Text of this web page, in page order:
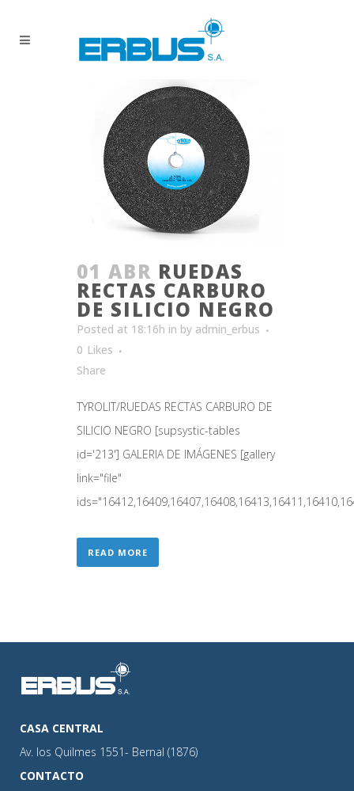
01 ABR RUEDAS
RECTAS CARBURO
DE SILICIO NEGRO
Posted at 18:16h in by admin_erbus
0 Likes
Share
TYROLIT/RUEDAS RECTAS CARBURO DE
SILICIO NEGRO [supsystic-tables
id='213'] GALERIA DE IMÁGENES [gallery
link="file"
READ MORE
CASA CENTRAL
Av. los Quilmes 1551- Bernal (1876)
CONTACTO